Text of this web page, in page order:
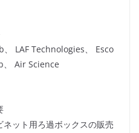
LAF Technologies、 Esco
Air Science
ット用ろ過ボックスの販売